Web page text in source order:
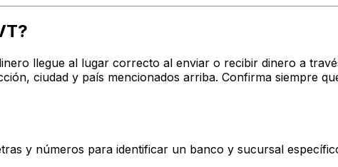
llegue al lugar correcto al enviar o recibir dinero a
ciudad y país mencionados arriba. Confirma siempre
y números para identificar un banco y sucursal